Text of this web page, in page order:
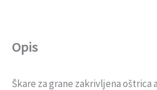
Opis
Škare za grane zakrivljena oštrica